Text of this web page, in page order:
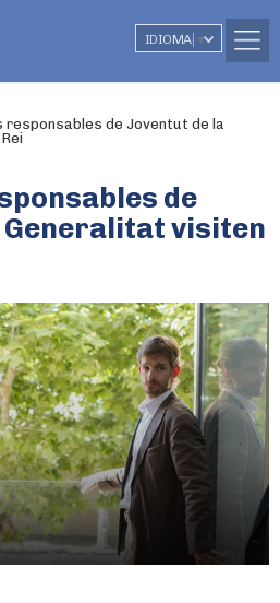
IDIOMA ▼
responsables de Joventut de la
de
visiten